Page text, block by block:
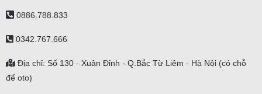
0886.788.833
0342.767.666
Địa chỉ: Số 130 - Xuân Đỉnh - Q.Bắc Từ Liêm - Hà Nội (có chỗ
để oto)